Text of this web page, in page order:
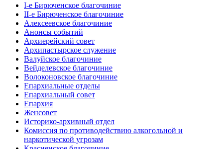
I-е Бирюченское благочиние
II-е Бирюченское благочиние
Алексеевское благочиние
Анонсы событий
Архиерейский совет
Архипастырское служение
Валуйское благочиние
Вейделевское благочиние
Волоконовское благочиние
Епархиальные отделы
Епархиальный совет
Епархия
Женсовет
Историко-архивный отдел
Комиссия по противодействию алкогольной и
наркотической угрозам